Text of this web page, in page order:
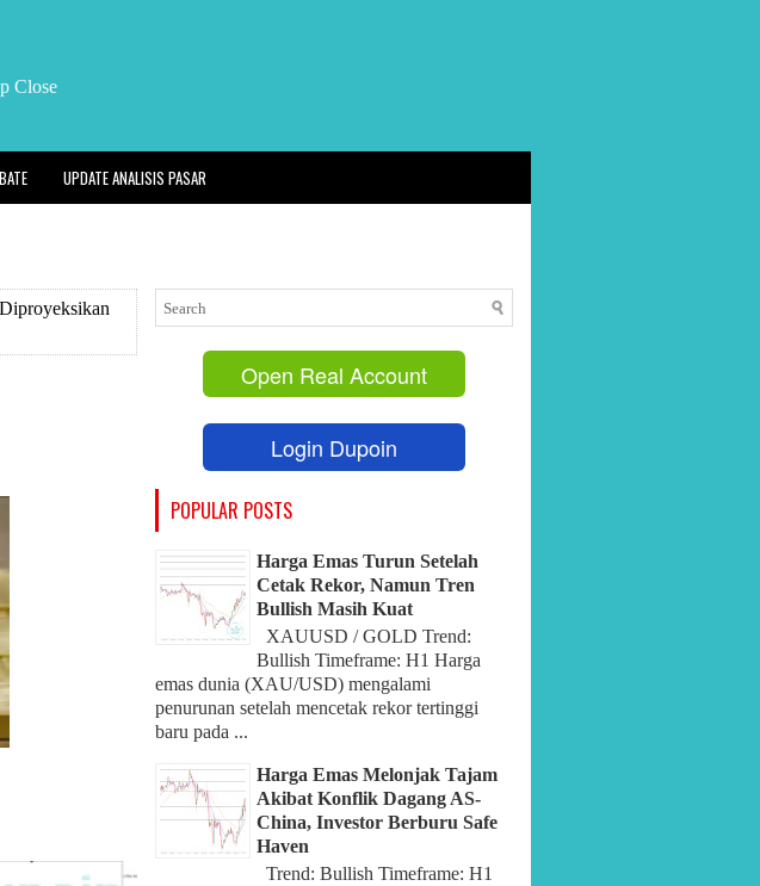
Close
UPDATE ANALISIS PASAR
Open Real Account
Login Dupoin
POPULAR POSTS
Harga Emas Turun Setelah
Cetak Rekor, Namun Tren
Bullish Masih Kuat
XAUUSD / GOLD Trend:
Bullish Timeframe: H1 Harga
emas dunia (XAU/USD) mengalami
penurunan setelah mencetak rekor tertinggi
baru pada ...
Harga Emas Melonjak Tajam
Akibat Konflik Dagang AS-
China, Investor Berburu Safe
Haven
Trend: Bullish Timeframe: H1